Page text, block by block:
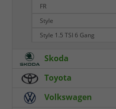
FR
Style
Style 1.5 TSI 6 Gang
Skoda
Toyota
Volkswagen